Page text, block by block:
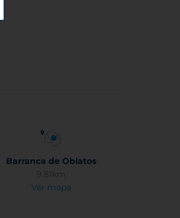
Barranca de Oblatos
9.81km
Ver mapa